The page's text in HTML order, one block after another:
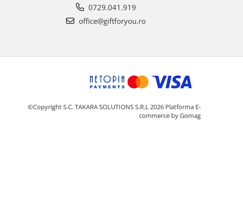
0729.041.919
office@giftforyou.ro
©Copyright S.C. TAKARA SOLUTIONS S.R.L 2026 Platforma E-
commerce by Gomag